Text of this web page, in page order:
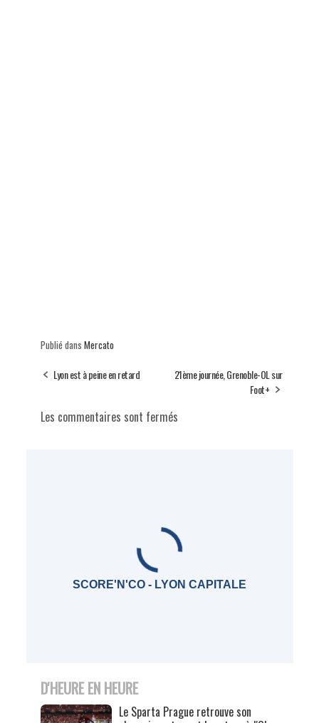
Publié dans Mercato
Lyon est à peine en retard
21ème journée, Grenoble-OL sur
Foot+
Les commentaires sont fermés
SCORE'N'CO - LYON CAPITALE
D'HEURE EN HEURE
Le Sparta Prague retrouve son